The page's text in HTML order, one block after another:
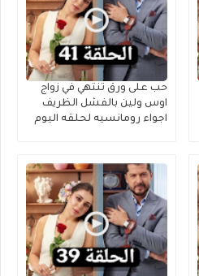
حب على ورق تنتهي في زواج
اوس ولين بالفشل الظريف
اجواء رومانسيه لحلقه اليوم